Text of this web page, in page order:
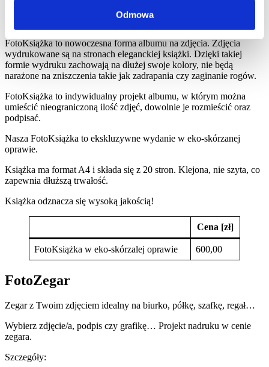
Odmowa
FotoKsiążka to nowoczesna forma albumu na zdjęcia. Zdjęcia
wydrukowane są na stronach eleganckiej książki. Dzięki takiej
formie wydruku zachowają na dłużej swoje kolory, nie będą
narażone na zniszczenia takie jak zadrapania czy zaginanie rogów.
FotoKsiążka to indywidualny projekt albumu, w którym można
umieścić nieograniczoną ilość zdjęć, dowolnie je rozmieścić oraz
podpisać.
Nasza FotoKsiążka to ekskluzywne wydanie w eko-skórzanej
oprawie.
Książka ma format A4 i składa się z 20 stron. Klejona, nie szyta, co
zapewnia dłuższą trwałość.
Książka odznacza się wysoką jakością!
Cena [zł]
FotoKsiążka w eko-skórzalej oprawie 600,00
FotoZegar
Zegar z Twoim zdjęciem idealny na biurko, półkę, szafkę, regał…
Wybierz zdjęcie/a, podpis czy grafikę… Projekt nadruku w cenie
zegara.
Szczegóły: